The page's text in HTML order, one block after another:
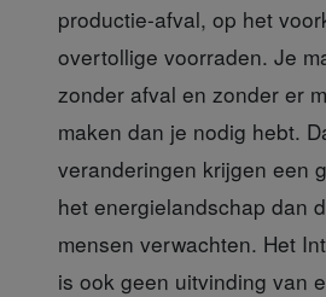
productie-afval, op het
overtollige voorraden. Je
zonder afval en zonder er
maken dan je nodig hebt.
veranderingen krijgen een
het energielandschap dan
mensen verwachten. Het
is ook geen uitvinding van